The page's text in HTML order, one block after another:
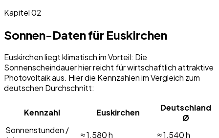
Kapitel02
Sonnen-Daten für Euskirchen
Euskirchenliegt klimatisch im Vorteil: Die
Sonnenscheindauer hier reicht für wirtschaftlich attraktive
Photovoltaik aus. Hier die Kennzahlen im Vergleich zum
deutschen Durchschnitt:
Kennzahl Euskirchen
Deutschland
Ø
Sonnenstunden /
≈1.580h
≈ 1.540 h